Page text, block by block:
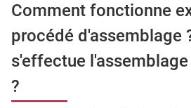
Comment fonctionne
procédé d'assemblage
s'effectue
?